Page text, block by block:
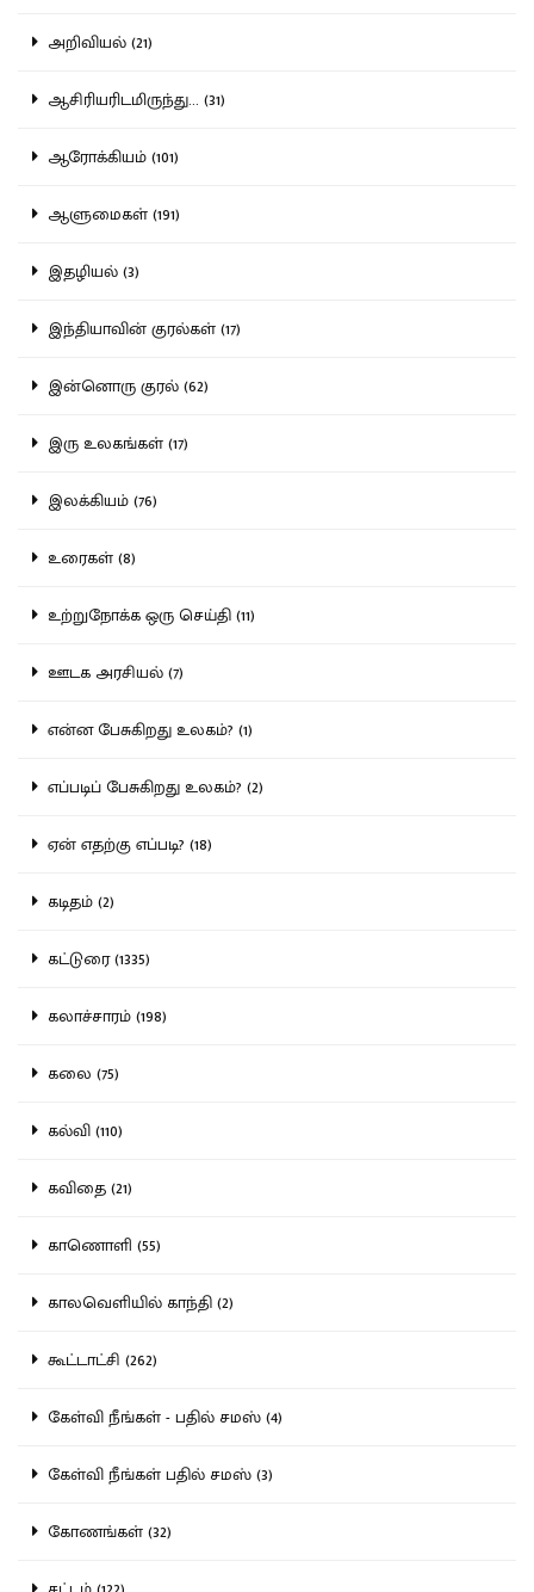
அறிவியல் (21)
ஆசிரியரிடமிருந்து... (31)
ஆரோக்கியம் (101)
ஆளுமைகள் (191)
இதழியல் (3)
இந்தியாவின் குரல்கள் (17)
இன்னொரு குரல் (62)
இரு உலகங்கள் (17)
இலக்கியம் (76)
உரைகள் (8)
உற்றுநோக்க ஒரு செய்தி (11)
ஊடக அரசியல் (7)
என்ன பேசுகிறது உலகம்? (1)
எப்படிப் பேசுகிறது உலகம்? (2)
ஏன் எதற்கு எப்படி? (18)
கடிதம் (2)
கட்டுரை (1335)
கலாச்சாரம் (198)
கலை (75)
கல்வி (110)
கவிதை (21)
காணொளி (55)
காலவெளியில் காந்தி (2)
கூட்டாட்சி (262)
கேள்வி நீங்கள் - பதில் சமஸ் (4)
கேள்வி நீங்கள் பதில் சமஸ் (3)
கோணங்கள் (32)